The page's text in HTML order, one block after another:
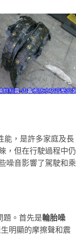
能，是許多家庭及長
，但在行駛過程中仍
噪音影響了駕駛和乘
題。首先是輪胎噪
明顯的摩擦聲和震